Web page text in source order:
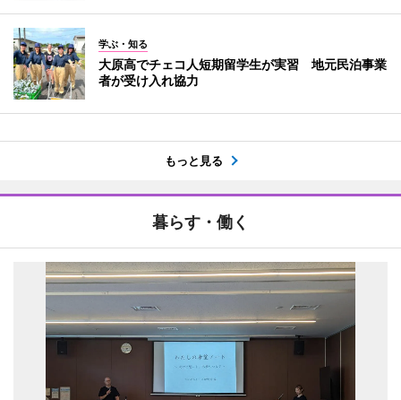
学ぶ・知る
大原高でチェコ人短期留学生が実習 地元民泊事業
者が受け入れ協力
もっと見る
暮らす・働く